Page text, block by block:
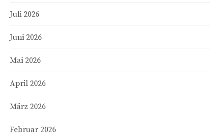
Juli 2026
Juni 2026
Mai 2026
April 2026
März 2026
Februar 2026